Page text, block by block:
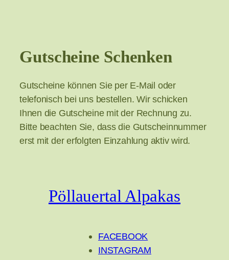
Gutscheine Schenken
Gutscheine können Sie per E-Mail oder
telefonisch bei uns bestellen. Wir schicken
Ihnen die Gutscheine mit der Rechnung zu.
Bitte beachten Sie, dass die Gutscheinnummer
erst mit der erfolgten Einzahlung aktiv wird.
Pöllauertal Alpakas
FACEBOOK
INSTAGRAM